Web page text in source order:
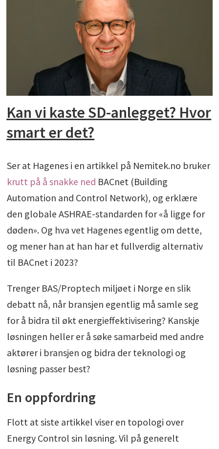
Kan vi kaste SD-anlegget? Hvor
smart er det?
Ser at Hagenes i en artikkel på Nemitek.no bruker
krutt på å snakke ned BACnet (Building
Automation and Control Network), og erklære
den globale ASHRAE-standarden for «å ligge for
døden». Og hva vet Hagenes egentlig om dette,
og mener han at han har et fullverdig alternativ
til BACnet i 2023?
Trenger BAS/Proptech miljøet i Norge en slik
debatt nå, når bransjen egentlig må samle seg
for å bidra til økt energieffektivisering? Kanskje
løsningen heller er å søke samarbeid med andre
aktører i bransjen og bidra der teknologi og
løsning passer best?
En oppfordring
Flott at siste artikkel viser en topologi over
Energy Control sin løsning. Vil på generelt